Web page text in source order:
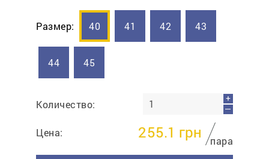
Размер: 40 41 42 43
44 45
Количество:
+
—
Цена: 255.1 грн
пара